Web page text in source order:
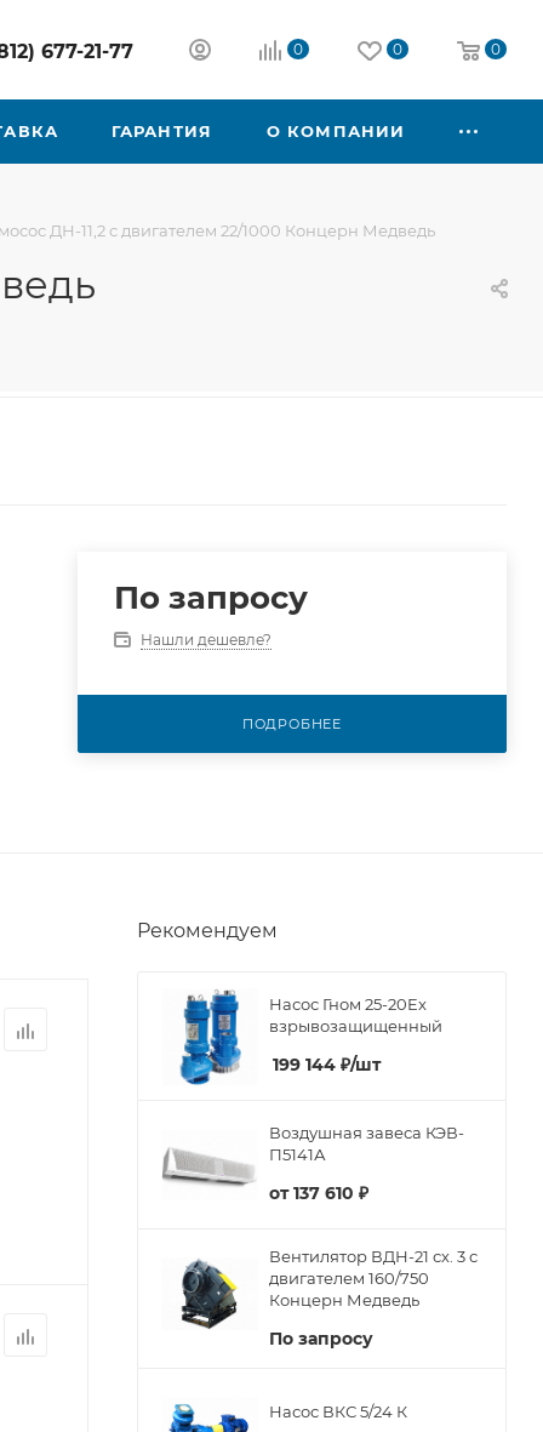
677-21-77 0 0 0
ГАРАНТИЯ О КОМПАНИИ
ДН-11,2 с двигателем 22/1000 Концерн Медведь
По запросу
Нашли дешевле?
ПОДРОБНЕЕ
Рекомендуем
Насос Гном 25-20Ex
взрывозащищенный
199 144 ₽/шт
Воздушная завеса КЭВ-
П5141А
от137 610 ₽
Вентилятор ВДН-21 сх. 3 с
двигателем 160/750
Концерн Медведь
По запросу
Насос ВКС 5/24 К